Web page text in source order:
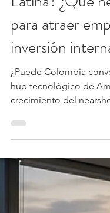
30 jun 5 min de lectura
¿Puede
en el próximo
tecnológico de
Latina? ¿Qué
para atraer
inversión